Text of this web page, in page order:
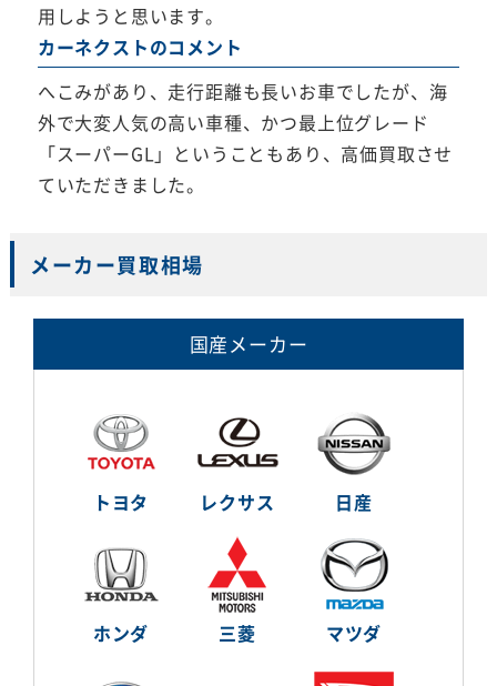
用しようと思います。
カーネクストのコメント
へこみがあり、走行距離も長いお車でしたが、海
外で大変人気の高い車種、かつ最上位グレード
「スーパーGL」ということもあり、高価買取させ
ていただきました。
メーカー買取相場
国産メーカー
トヨタ レクサス 日産
ホンダ 三菱 マツダ